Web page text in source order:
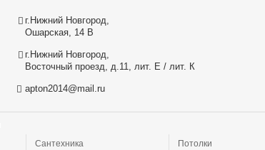
г.Нижний Новгород,
Ошарская, 14 В
г.Нижний Новгород,
Восточный проезд, д.11, лит. Е / лит. К
apton2014@mail.ru
Сантехника Потолки